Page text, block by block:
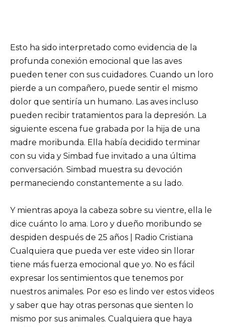
Esto ha sido interpretado como evidencia de la
profunda conexión emocional que las aves
pueden tener con sus cuidadores. Cuando un loro
pierde a un compañero, puede sentir el mismo
dolor que sentiría un humano. Las aves incluso
pueden recibir tratamientos para la depresión. La
siguiente escena fue grabada por la hija de una
madre moribunda. Ella había decidido terminar
con su vida y Simbad fue invitado a una última
conversación. Simbad muestra su devoción
permaneciendo constantemente a su lado.
Y mientras apoya la cabeza sobre su vientre, ella le
dice cuánto lo ama. Loro y dueño moribundo se
despiden después de 25 años | Radio Cristiana
Cualquiera que pueda ver este video sin llorar
tiene más fuerza emocional que yo. No es fácil
expresar los sentimientos que tenemos por
nuestros animales. Por eso es lindo ver estos videos
y saber que hay otras personas que sienten lo
mismo por sus animales. Cualquiera que haya